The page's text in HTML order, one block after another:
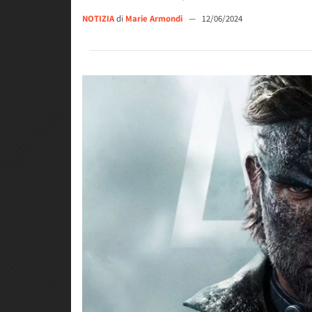
NOTIZIAdi Marie Armondi — 12/06/2024